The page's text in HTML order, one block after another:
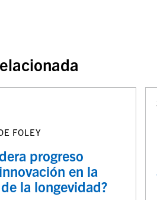
FOLEY
progreso
en la
la longevidad?